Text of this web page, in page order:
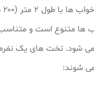
متنوع است و متناسب
شود. تخت های یک نفره
می شوند: